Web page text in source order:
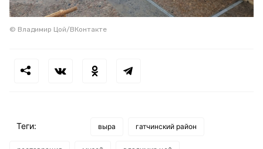
© Владимир Цой/ВКонтакте
Теги: выра гатчинский район